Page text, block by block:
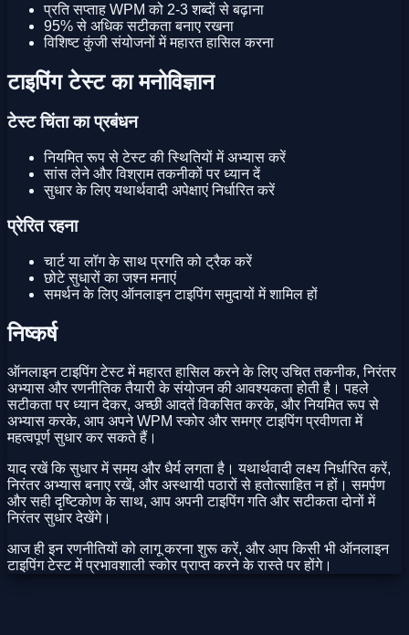
प्रति सप्ताह WPM को 2-3 शब्दों से बढ़ाना
95% से अधिक सटीकता बनाए रखना
विशिष्ट कुंजी संयोजनों में महारत हासिल करना
टाइपिंग टेस्ट का मनोविज्ञान
टेस्ट चिंता का प्रबंधन
नियमित रूप से टेस्ट की स्थितियों में अभ्यास करें
सांस लेने और विश्राम तकनीकों पर ध्यान दें
सुधार के लिए यथार्थवादी अपेक्षाएं निर्धारित करें
प्रेरित रहना
चार्ट या लॉग के साथ प्रगति को ट्रैक करें
छोटे सुधारों का जश्न मनाएं
समर्थन के लिए ऑनलाइन टाइपिंग समुदायों में शामिल हों
निष्कर्ष
ऑनलाइन टाइपिंग टेस्ट में महारत हासिल करने के लिए उचित तकनीक, निरंतर
अभ्यास और रणनीतिक तैयारी के संयोजन की आवश्यकता होती है। पहले
सटीकता पर ध्यान देकर, अच्छी आदतें विकसित करके, और नियमित रूप से
अभ्यास करके, आप अपने WPM स्कोर और समग्र टाइपिंग प्रवीणता में
महत्वपूर्ण सुधार कर सकते हैं।
याद रखें कि सुधार में समय और धैर्य लगता है। यथार्थवादी लक्ष्य निर्धारित करें,
निरंतर अभ्यास बनाए रखें, और अस्थायी पठारों से हतोत्साहित न हों। समर्पण
और सही दृष्टिकोण के साथ, आप अपनी टाइपिंग गति और सटीकता दोनों में
निरंतर सुधार देखेंगे।
आज ही इन रणनीतियों को लागू करना शुरू करें, और आप किसी भी ऑनलाइन
टाइपिंग टेस्ट में प्रभावशाली स्कोर प्राप्त करने के रास्ते पर होंगे।